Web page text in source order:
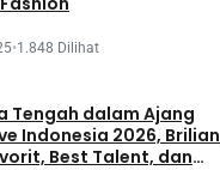
•1.848 Dilihat
Tengah dalam Ajang
Indonesia 2026, Brilian
Best Talent, dan